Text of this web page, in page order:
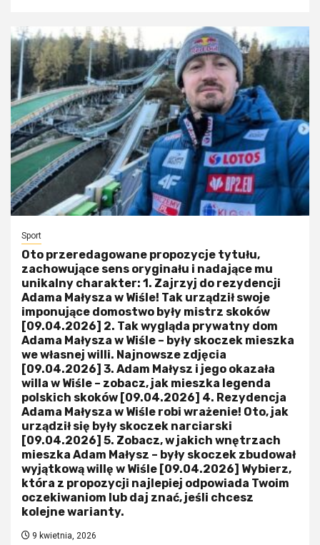
Sport
Oto przeredagowane propozycje tytułu,
zachowujące sens oryginału i nadające mu
unikalny charakter: 1. Zajrzyj do rezydencji
Adama Małysza w Wiśle! Tak urządził swoje
imponujące domostwo były mistrz skoków
[09.04.2026] 2. Tak wygląda prywatny dom
Adama Małysza w Wiśle – były skoczek mieszka
we własnej willi. Najnowsze zdjęcia
[09.04.2026] 3. Adam Małysz i jego okazała
willa w Wiśle – zobacz, jak mieszka legenda
polskich skoków [09.04.2026] 4. Rezydencja
Adama Małysza w Wiśle robi wrażenie! Oto, jak
urządził się były skoczek narciarski
[09.04.2026] 5. Zobacz, w jakich wnętrzach
mieszka Adam Małysz – były skoczek zbudował
wyjątkową willę w Wiśle [09.04.2026] Wybierz,
która z propozycji najlepiej odpowiada Twoim
oczekiwaniom lub daj znać, jeśli chcesz
kolejne warianty.
9 kwietnia, 2026